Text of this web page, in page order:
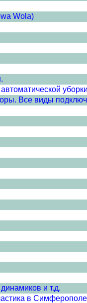
Wola)
Все виды
и т.д.
в